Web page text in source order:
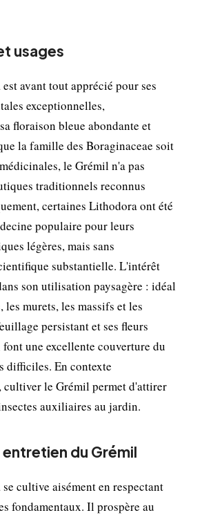
usages
avant tout apprécié pour ses
exceptionnelles,
floraison bleue abondante et
la famille des Boraginaceae soit
le Grémil n'a pas
traditionnels reconnus
certaines Lithodora ont été
populaire pour leurs
légères, mais sans
substantielle. L'intérêt
son utilisation paysagère : idéal
murets, les massifs et les
persistant et ses fleurs
une excellente couverture du
difficiles. En contexte
cultiver le Grémil permet d'attirer
auxiliaires au jardin.
du Grémil
cultive aisément en respectant
fondamentaux. Il prospère au